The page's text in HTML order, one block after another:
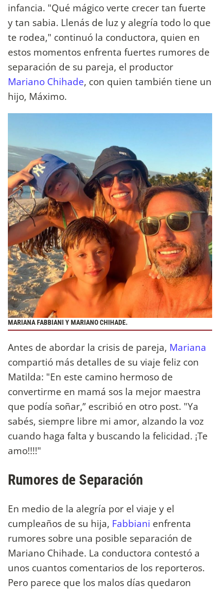
infancia. "Qué mágico verte crecer tan fuerte
y tan sabia. Llenás de luz y alegría todo lo que
te rodea," continuó la conductora, quien en
estos momentos enfrenta fuertes rumores de
separación de su pareja, el productor
Mariano Chihade, con quien también tiene un
hijo, Máximo.
MARIANA FABBIANI Y MARIANO CHIHADE.
Antes de abordar la crisis de pareja, Mariana
compartió más detalles de su viaje feliz con
Matilda: "En este camino hermoso de
convertirme en mamá sos la mejor maestra
que podía soñar,” escribió en otro post. "Ya
sabés, siempre libre mi amor, alzando la voz
cuando haga falta y buscando la felicidad. ¡Te
amo!!!!"
Rumores de Separación
En medio de la alegría por el viaje y el
cumpleaños de su hija, Fabbiani enfrenta
rumores sobre una posible separación de
Mariano Chihade. La conductora contestó a
unos cuantos comentarios de los reporteros.
Pero parece que los malos días quedaron